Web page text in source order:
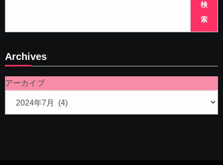
検
索
Archives
アーカイブ